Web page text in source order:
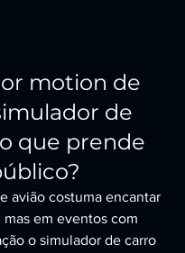
motion de
de
que prende
avião costuma encantar
em eventos com
o simulador de carro